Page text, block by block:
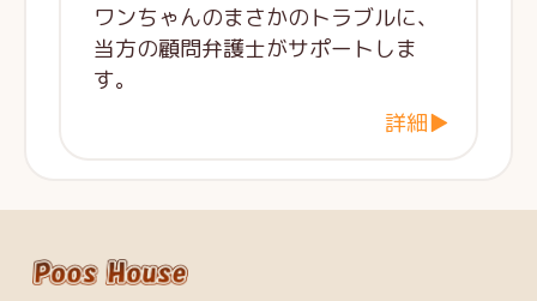
ワンちゃんのまさかのトラブルに、
当方の顧問弁護士がサポートしま
す。
詳細▶